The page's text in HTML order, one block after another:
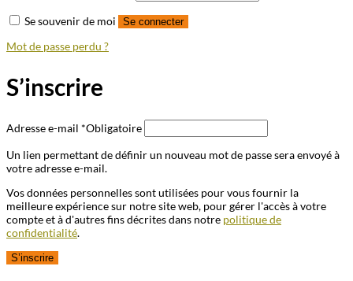
Se souvenir de moi Se connecter
Mot de passe perdu ?
S’inscrire
Adresse e-mail *Obligatoire
Un lien permettant de définir un nouveau mot de passe sera envoyé à
votre adresse e-mail.
Vos données personnelles sont utilisées pour vous fournir la
meilleure expérience sur notre site web, pour gérer l'accès à votre
compte et à d'autres fins décrites dans notre politique de
confidentialité.
S’inscrire